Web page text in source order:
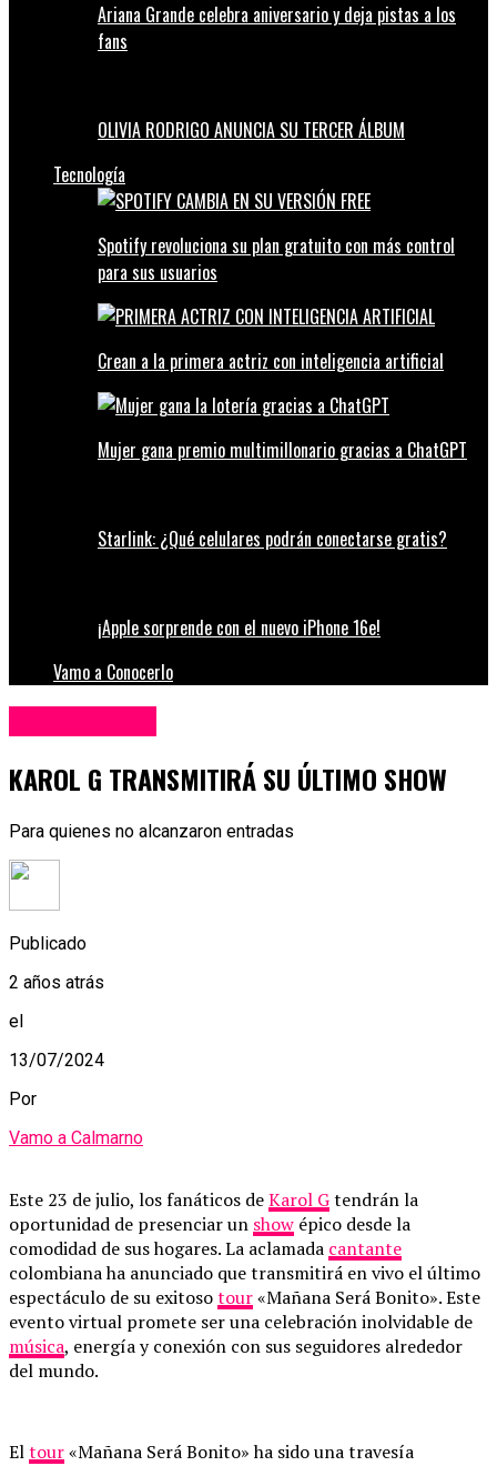
Ariana Grande celebra aniversario y deja pistas a los
fans
OLIVIA RODRIGO ANUNCIA SU TERCER ÁLBUM
Tecnología
Spotify revoluciona su plan gratuito con más control
para sus usuarios
Crean a la primera actriz con inteligencia artificial
Mujer gana premio multimillonario gracias a ChatGPT
Starlink: ¿Qué celulares podrán conectarse gratis?
¡Apple sorprende con el nuevo iPhone 16e!
Vamo a Conocerlo
KAROL G TRANSMITIRÁ SU ÚLTIMO SHOW
Para quienes no alcanzaron entradas
Publicado
2 años atrás
el
13/07/2024
Por
Vamo a Calmarno
Este 23 de julio, los fanáticos deKarol Gtendrán la
oportunidad de presenciar un show épico desde la
comodidad de sus hogares. La aclamada cantante
colombiana ha anunciado que transmitirá en vivo el último
espectáculo de su exitosotour«Mañana Será Bonito». Este
evento virtual promete ser una celebración inolvidable de
música, energía y conexión con sus seguidores alrededor
del mundo.
Eltour«Mañana Será Bonito» ha sido una travesía